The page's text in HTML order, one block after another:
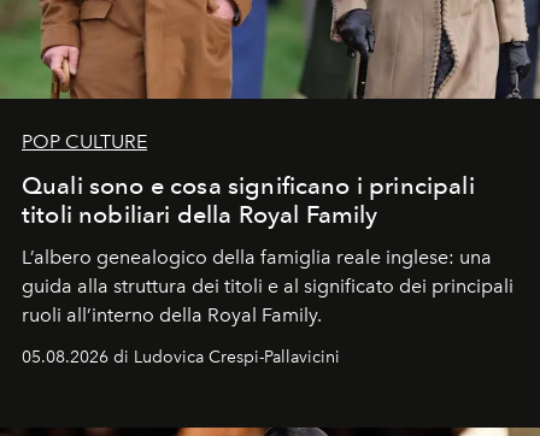
POP CULTURE
Quali sono e cosa significano i principali
titoli nobiliari della Royal Family
L’albero genealogico della famiglia reale inglese: una
guida alla struttura dei titoli e al significato dei principali
ruoli all’interno della Royal Family.
05.08.2026 di Ludovica Crespi-Pallavicini